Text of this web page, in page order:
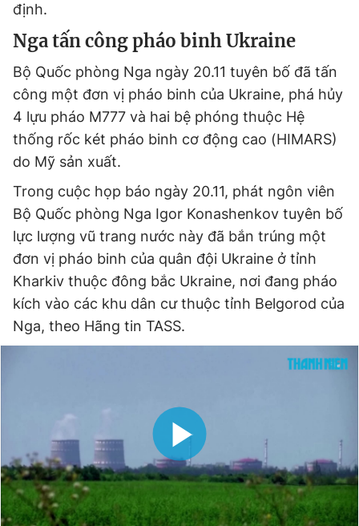
định.
Nga tấn công pháo binh Ukraine
Bộ Quốc phòng Nga ngày 20.11 tuyên bố đã tấn
công một đơn vị pháo binh của Ukraine, phá hủy
4 lựu pháo M777 và hai bệ phóng thuộc Hệ
thống rốc két pháo binh cơ động cao (HIMARS)
do Mỹ sản xuất.
Trong cuộc họp báo ngày 20.11, phát ngôn viên
Bộ Quốc phòng Nga Igor Konashenkov tuyên bố
lực lượng vũ trang nước này đã bắn trúng một
đơn vị pháo binh của quân đội Ukraine ở tỉnh
Kharkiv thuộc đông bắc Ukraine, nơi đang pháo
kích vào các khu dân cư thuộc tỉnh Belgorod của
Nga, theo Hãng tin TASS.